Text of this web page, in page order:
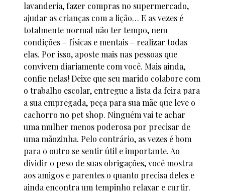
lavanderia, fazer compras no supermercado,
ajudar as crianças com a lição… E as vezes é
totalmente normal não ter tempo, nem
condições – físicas e mentais – realizar todas
elas. Por isso, aposte mais nas pessoas que
convivem diariamente com você. Mais ainda,
confie nelas! Deixe que seu marido colabore com
o trabalho escolar, entregue a lista da feira para
a sua empregada, peça para sua mãe que leve o
cachorro no pet shop. Ninguém vai te achar
uma mulher menos poderosa por precisar de
uma mãozinha. Pelo contrário, as vezes é bom
para o outro se sentir útil e importante. Ao
dividir o peso de suas obrigações, você mostra
aos amigos e parentes o quanto precisa deles e
ainda encontra um tempinho relaxar e curtir.